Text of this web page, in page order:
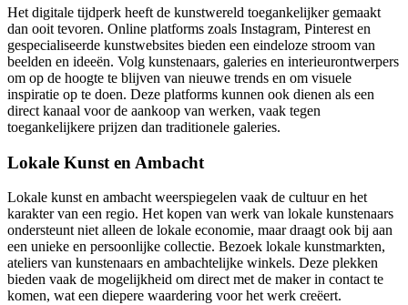
Het digitale tijdperk heeft de kunstwereld toegankelijker gemaakt
dan ooit tevoren. Online platforms zoals Instagram, Pinterest en
gespecialiseerde kunstwebsites bieden een eindeloze stroom van
beelden en ideeën. Volg kunstenaars, galeries en interieurontwerpers
om op de hoogte te blijven van nieuwe trends en om visuele
inspiratie op te doen. Deze platforms kunnen ook dienen als een
direct kanaal voor de aankoop van werken, vaak tegen
toegankelijkere prijzen dan traditionele galeries.
Lokale Kunst en Ambacht
Lokale kunst en ambacht weerspiegelen vaak de cultuur en het
karakter van een regio. Het kopen van werk van lokale kunstenaars
ondersteunt niet alleen de lokale economie, maar draagt ook bij aan
een unieke en persoonlijke collectie. Bezoek lokale kunstmarkten,
ateliers van kunstenaars en ambachtelijke winkels. Deze plekken
bieden vaak de mogelijkheid om direct met de maker in contact te
komen, wat een diepere waardering voor het werk creëert.